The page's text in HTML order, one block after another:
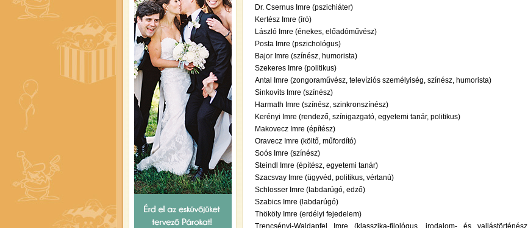
Dr. Csernus Imre (pszichiáter)
Kertész Imre (író)
László Imre (énekes, előadóművész)
Posta Imre (pszichológus)
Bajor Imre (színész, humorista)
Szekeres Imre (politikus)
Antal Imre (zongoraművész, televíziós személyiség, színész, humorista)
Sinkovits Imre (színész)
Harmath Imre (színész, szinkronszínész)
Kerényi Imre (rendező, színigazgató, egyetemi tanár, politikus)
Makovecz Imre (építész)
Oravecz Imre (költő, műfordító)
Soós Imre (színész)
Steindl Imre (építész, egyetemi tanár)
Szacsvay Imre (ügyvéd, politikus, vértanú)
Schlosser Imre (labdarúgó, edző)
Szabics Imre (labdarúgó)
Thököly Imre (erdélyi fejedelem)
Trencsényi-Waldapfel Imre (klasszika-filológus, irodalom- és vallástörténész,